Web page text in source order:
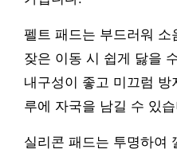
펠트 패드는 부드러워
잦은 이동 시 쉽게 닳을
내구성이 좋고 미끄럼
루에 자국을 남길 수 있
실리콘 패드는 투명하여